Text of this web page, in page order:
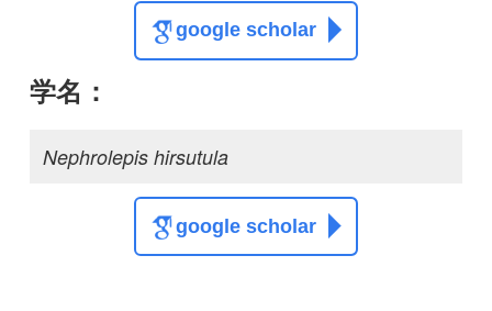
この種に関する
スレッド
この種の写真を募集中です！お寄せください！
投稿する